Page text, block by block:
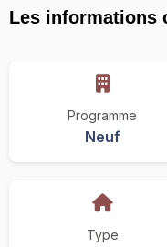
Les informations
Programme
Neuf
Type